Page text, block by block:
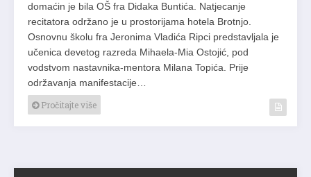
domaćin je bila OŠ fra Didaka Buntića. Natjecanje
recitatora održano je u prostorijama hotela Brotnjo.
Osnovnu školu fra Jeronima Vladića Ripci predstavljala je
učenica devetog razreda Mihaela-Mia Ostojić, pod
vodstvom nastavnika-mentora Milana Topića. Prije
održavanja manifestacije…
Pročitajte više